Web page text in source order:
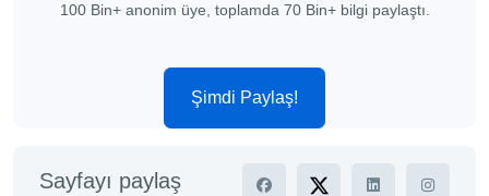
100 Bin+ anonim üye, toplamda 70 Bin+ bilgi paylaştı.
Şimdi Paylaş!
Sayfayı paylaş